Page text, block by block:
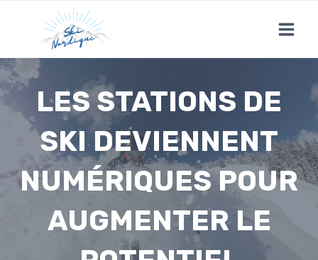
content
LES STATIONS DE
SKI DEVIENNENT
NUMÉRIQUES POUR
AUGMENTER LE